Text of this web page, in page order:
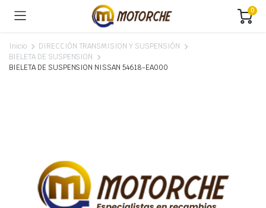
0
Inicio
DIRECCIÓN TRANSMISION Y SUSPENSIÓN
BIELETA DE SUSPENSION
BIELETA DE SUSPENSION NISSAN 54618-EA000